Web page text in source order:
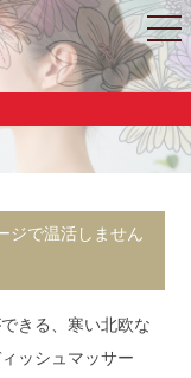
ジで温活しません
きる、寒い北欧な
ッシュマッサー